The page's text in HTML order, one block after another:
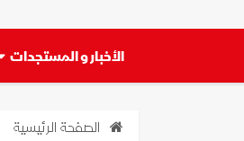
الأخبار و المستجدات
الصفحة الرئيسية